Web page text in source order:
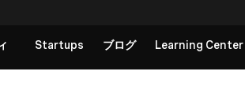
Startups ブログ Learning